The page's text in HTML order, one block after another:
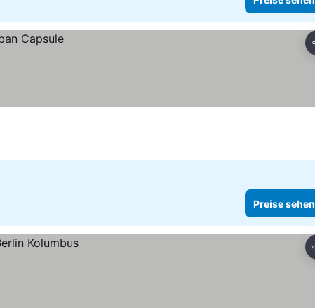
Preise sehen